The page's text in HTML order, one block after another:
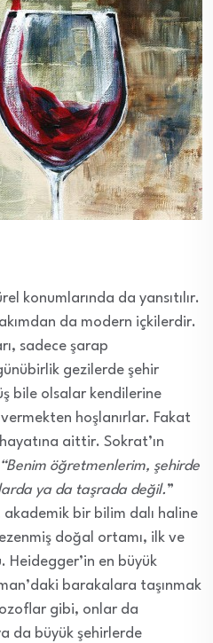
konumlarında da yansıtılır.
da modern içkilerdir.
sadece şarap
gezilerde şehir
bile olsalar kendilerine
hoşlanırlar. Fakat
aittir. Sokrat’ın
“Benim öğretmenlerim, şehirde
ya da taşrada değil.”
bir bilim dalı haline
doğal ortamı, ilk ve
Heidegger’in en büyük
barakalara taşınmak
gibi, onlar da
da büyük şehirlerde